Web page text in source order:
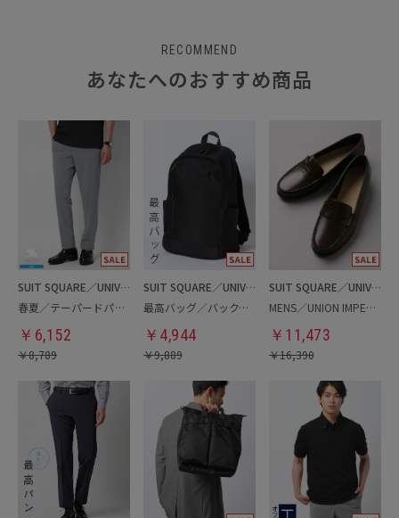
RECOMMEND
あなたへのおすすめ商品
SUIT SQUARE／UNIVERSAL LANGUAGE
春夏／テーパードパンツ
￥ 6,152
￥8,789
SUIT SQUARE／UNIVERSAL LANGUAGE
最高バッグ／バックパック
￥ 4,944
￥9,889
SUIT SQUARE／UNIVERSAL LANGUAGE
MENS／UNION IMPERIAL監修／コインローファー
￥ 11,473
￥16,390